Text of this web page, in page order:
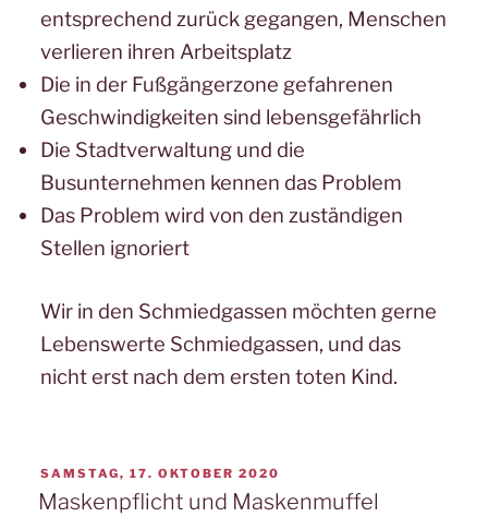
entsprechend zurück gegangen, Menschen
verlieren ihren Arbeitsplatz
Die in der Fußgängerzone gefahrenen
Geschwindigkeiten sind lebensgefährlich
Die Stadtverwaltung und die
Busunternehmen kennen das Problem
Das Problem wird von den zuständigen
Stellen ignoriert
Wir in den Schmiedgassen möchten gerne
Lebenswerte Schmiedgassen, und das
nicht erst nach dem ersten toten Kind.
VERÖFFENTLICHT
AM
SAMSTAG, 17. OKTOBER 2020
Maskenpflicht und Maskenmuffel